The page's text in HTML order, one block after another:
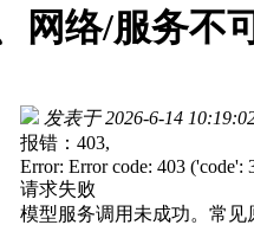
网络/服务不
发表于 2026-6-14
报错：403,
Error: Error code: 403 ('code':
请求失败
模型服务调用未成功。常见